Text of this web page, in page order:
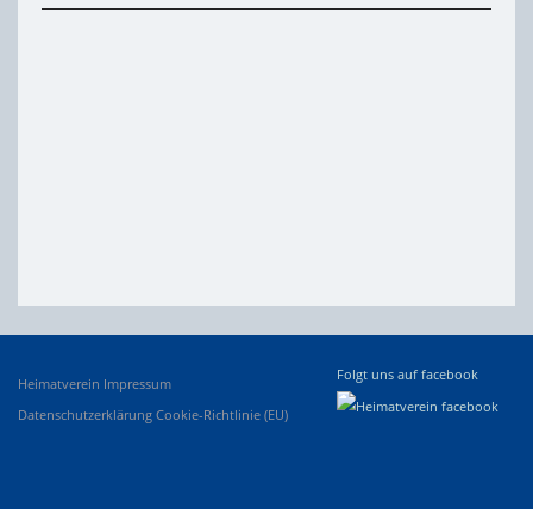
Heimatverein Impressum
Datenschutzerklärung Cookie-Richtlinie (EU)
Folgt uns auf facebook